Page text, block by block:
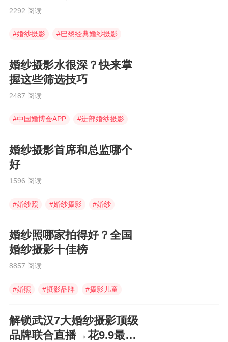
2292 阅读
#婚纱摄影 #巴黎经典婚纱摄影
婚纱摄影水很深？快来掌
握这些筛选技巧
2487 阅读
#中国婚博会APP #进部婚纱摄影
婚纱摄影首席和总监哪个
好
1596 阅读
#婚纱照 #婚纱摄影 #婚纱
婚纱照哪家拍得好？全国
婚纱摄影十佳榜
8857 阅读
#婚照 #摄影品牌 #摄影儿童
解锁武汉7大婚纱摄影顶级
品牌联合直播→花9.9最高